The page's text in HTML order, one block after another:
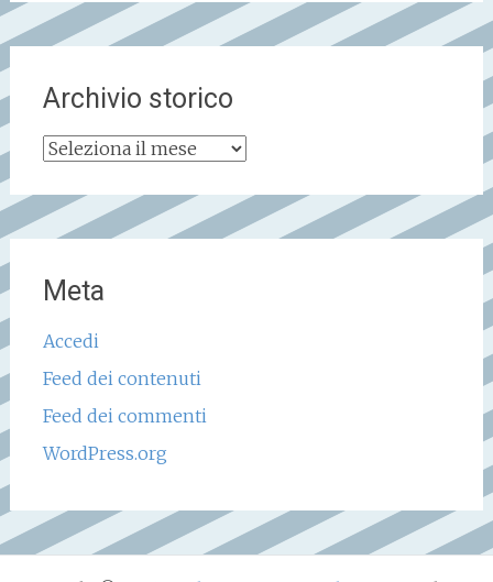
Archivio storico
Archivio
Meta
Accedi
Feed dei contenuti
Feed dei commenti
WordPress.org